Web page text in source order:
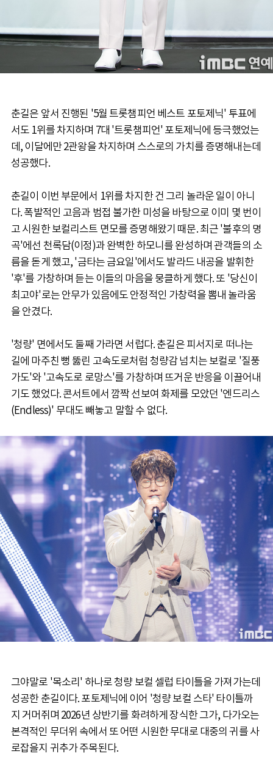
춘길은 앞서 진행된 '5월 트롯챔피언 베스트 포토제닉' 투표에
서도 1위를 차지하며 7대 '트롯챔피언' 포토제닉에 등극했었는
데, 이달에만 2관왕을 차지하며 스스로의 가치를 증명해내는데
성공했다.
춘길이 이번 부문에서 1위를 차지한 건 그리 놀라운 일이 아니
다. 폭발적인 고음과 범접 불가한 미성을 바탕으로 이미 몇 번이
고 시원한 보컬리스트 면모를 증명해왔기 때문. 최근 '불후의 명
곡'에선 천록담(이정)과 완벽한 하모니를 완성하며 관객들의 소
름을 돋게 했고, '금타는 금요일'에서도 발라드 내공을 발휘한
'후'를 가창하며 듣는 이들의 마음을 뭉클하게 했다. 또 '당신이
최고야'로는 안무가 있음에도 안정적인 가창력을 뽐내 놀라움
을 안겼다.
'청량' 면에서도 둘째 가라면 서럽다. 춘길은 피서지로 떠나는
길에 마주친 뻥 뚫린 고속도로처럼 청량감 넘치는 보컬로 '질풍
가도'와 '고속도로 로망스'를 가창하며 뜨거운 반응을 이끌어내
기도 했었다. 콘서트에서 깜짝 선보여 화제를 모았던 '엔드리스
(Endless)' 무대도 빼놓고 말할 수 없다.
그야말로 '목소리' 하나로 청량 보컬 셀럽 타이틀을 가져가는데
성공한 춘길이다. 포토제닉에 이어 '청량 보컬 스타' 타이틀까
지 거머쥐며 2026년 상반기를 화려하게 장식한 그가, 다가오는
본격적인 무더위 속에서 또 어떤 시원한 무대로 대중의 귀를 사
로잡을지 귀추가 주목된다.